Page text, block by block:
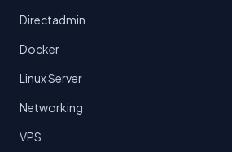
Directadmin
Docker
Linux Server
Networking
VPS